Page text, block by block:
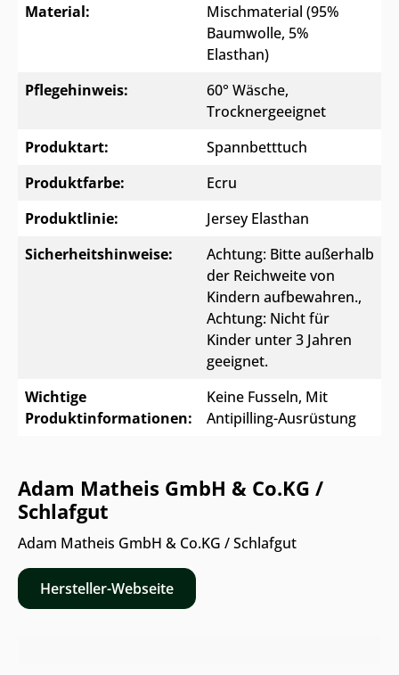
Material:
Mischmaterial (95%
Baumwolle, 5%
Elasthan)
Pflegehinweis:
60° Wäsche,
Trocknergeeignet
Produktart:
Spannbetttuch
Produktfarbe:
Ecru
Produktlinie:
Jersey Elasthan
Sicherheitshinweise:
Achtung: Bitte außerhalb
der Reichweite von
Kindern aufbewahren.,
Achtung: Nicht für
Kinder unter 3 Jahren
geeignet.
Wichtige
Produktinformationen:
Keine Fusseln, Mit
Antipilling-Ausrüstung
Adam Matheis GmbH & Co.KG /
Schlafgut
Adam Matheis GmbH & Co.KG / Schlafgut
Hersteller-Webseite